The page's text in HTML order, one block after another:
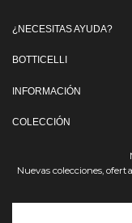
¿NECESITAS AYUDA?
BOTTICELLI
INFORMACIÓN
COLECCIÓN
Nuevas colecciones,